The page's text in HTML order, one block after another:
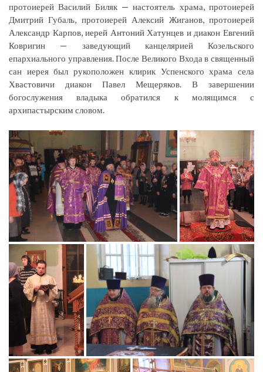
протоиерей Василий Биляк — настоятель храма, протоиерей
Дмитрий Губаль, протоиерей Алексий Жиганов, протоиерей
Александр Карпов, иерей Антоний Хатунцев и диакон Евгений
Ковригин — заведующий канцелярией Козельского
епархиального управления. После Великого Входа в священный
сан иерея был рукоположен клирик Успенского храма села
Хвастовичи диакон Павел Мещеряков. В завершении
богослужения владыка обратился к молящимся с
архипастырским словом.